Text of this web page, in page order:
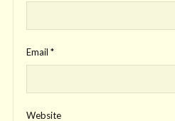
Email *
Website